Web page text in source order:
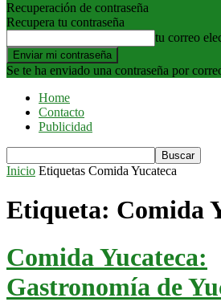
Recuperación de contraseña
Recupera tu contraseña
tu correo
Se te ha enviado una contraseña por
Home
Contacto
Publicidad
Inicio Etiquetas Comida Yucateca
Etiqueta: Comida
Comida Yucateca:
Gastronomía de